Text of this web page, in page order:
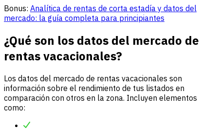
Bonus: Analítica de rentas de corta estadía y datos del
mercado: la guía completa para principiantes
¿Qué son los datos del mercado de
rentas vacacionales?
Los datos del mercado de rentas vacacionales son
información sobre el rendimiento de tus listados en
comparación con otros en la zona. Incluyen elementos
como: